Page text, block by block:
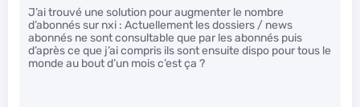
J’ai trouvé une solution pour augmenter le nombre
d’abonnés sur nxi : Actuellement les dossiers / news
abonnés ne sont consultable que par les abonnés puis
d’après ce que j’ai compris ils sont ensuite dispo pour tous le
monde au bout d’un mois c’est ça ?